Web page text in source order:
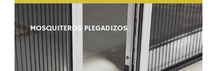
MOSQUITEROS PLEGADIZOS